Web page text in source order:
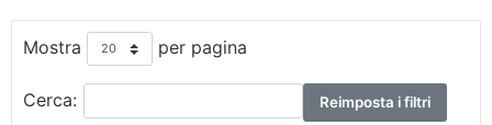
Mostra per pagina
Cerca: Reimposta i filtri